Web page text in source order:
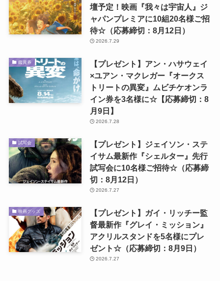
壇予定！映画『我々は宇宙人』ジ
ャパンプレミアに10組20名様ご招
待☆（応募締切：8月12日）
2026.7.29
鑑賞券
【プレゼント】アン・ハサウェイ
×ユアン・マクレガー『オークス
トリートの異変』ムビチケオンラ
イン券を3名様に☆【応募締切：8
月9日】
2026.7.28
試写会
【プレゼント】ジェイソン・ステ
イサム最新作『シェルター』先行
試写会に10名様ご招待☆（応募締
切：8月12日）
2026.7.27
映画グッズ
【プレゼント】ガイ・リッチー監
督最新作『グレイ・ミッション』
アクリルスタンドを5名様にプレ
ゼント☆（応募締切：8月9日）
2026.7.27